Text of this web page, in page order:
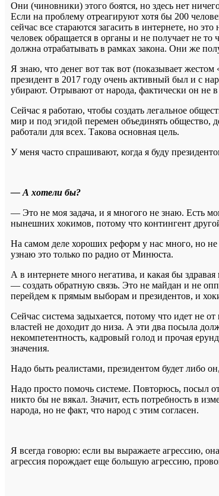
Они (чиновники) этого боятся, но здесь нет
Если на проблему отреагируют хотя бы 200
сейчас все стараются загасить в интернете, но
человек обращается в органы и не получает не
должна отрабатывать в рамках закона. Они же
Я знаю, что денег вот так вот (показывает
президент в 2017 году очень активный был и с
убирают. Отрывают от народа, фактически он не
Сейчас я работаю, чтобы создать легальное
мир и под эгидой перемен объединять
работали для всех. Такова основная цель.
У меня часто спрашивают, когда я буду
— А хотели бы?
— Это не моя задача, и я многого не знаю. Есть
нынешних хокимов, потому что контингент
На самом деле хороших реформ у нас много, но не
узнаю это только по радио от Минюста.
А в интернете много негатива, и какая бы
— создать обратную связь. Это не майдан и не
перейдем к прямым выборам и президентов, и
Сейчас система задыхается, потому что идет не
властей не доходит до низа. А эти два посыла
некомпетентность, кадровый голод и прочая
значения.
Надо быть реалистами, президентом будет либо
Надо просто помочь системе. Повторюсь, посыл
никто бы не вякал. Значит, есть потребность в
народа, но не факт, что народ с этим согласен.
Я всегда говорю: если вы выражаете агрессию,
агрессия порождает еще большую агрессию,